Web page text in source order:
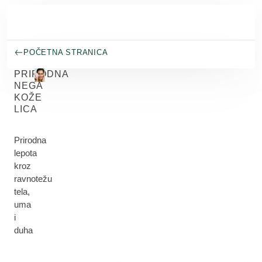
POČETNA STRANICA
PRIRODNA
NEGA
KOŽE
LICA
Prirodna
lepota
kroz
ravnotežu
tela,
uma
i
duha